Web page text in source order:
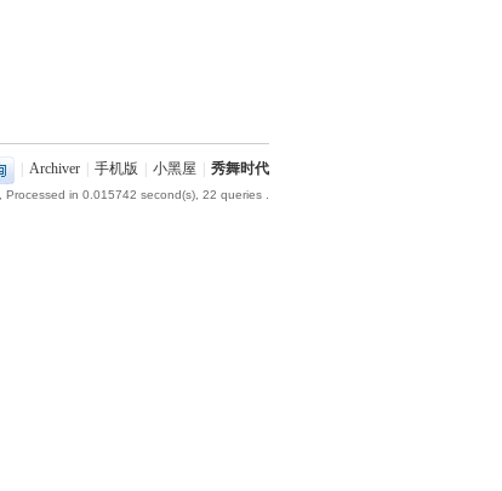
Archiver 手机版 小黑屋 秀舞时代
, Processed in 0.015742 second(s), 22 queries .